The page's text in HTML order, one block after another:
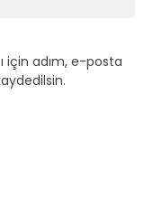
için adım, e-posta